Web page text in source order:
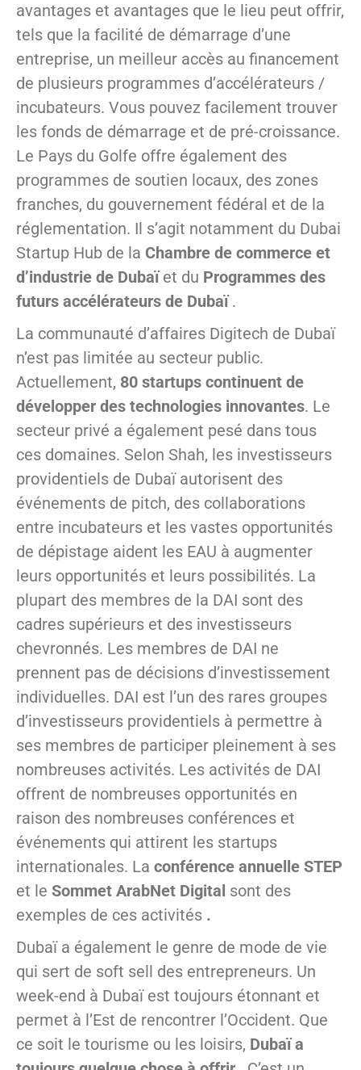
avantages et avantages que le lieu peut offrir,
tels que la facilité de démarrage d’une
entreprise, un meilleur accès au financement
de plusieurs programmes d’accélérateurs /
incubateurs. Vous pouvez facilement trouver
les fonds de démarrage et de pré-croissance.
Le Pays du Golfe offre également des
programmes de soutien locaux, des zones
franches, du gouvernement fédéral et de la
réglementation. Il s’agit notamment du Dubai
Startup Hub de la Chambre de commerce et
d’industrie de Dubaïet du Programmes des
futurs accélérateurs de Dubaï.
La communauté d’affaires Digitech de Dubaï
n’est pas limitée au secteur public.
Actuellement, 80 startups continuent de
développer des technologies innovantes. Le
secteur privé a également pesé dans tous
ces domaines. Selon Shah, les investisseurs
providentiels de Dubaï autorisent des
événements de pitch, des collaborations
entre incubateurs et les vastes opportunités
de dépistage aident les EAU à augmenter
leurs opportunités et leurs possibilités. La
plupart des membres de la DAI sont des
cadres supérieurs et des investisseurs
chevronnés. Les membres de DAI ne
prennent pas de décisions d’investissement
individuelles. DAI est l’un des rares groupes
d’investisseurs providentiels à permettre à
ses membres de participer pleinement à ses
nombreuses activités. Les activités de DAI
offrent de nombreuses opportunités en
raison des nombreuses conférences et
événements qui attirent les startups
internationales. La conférence annuelle STEP
et le Sommet ArabNet Digital sont des
exemples de ces activités .
Dubaï a également le genre de mode de vie
qui sert de soft sell des entrepreneurs. Un
week-end à Dubaï est toujours étonnant et
permet à l’Est de rencontrer l’Occident. Que
ce soit le tourisme ou les loisirs, Dubaï a